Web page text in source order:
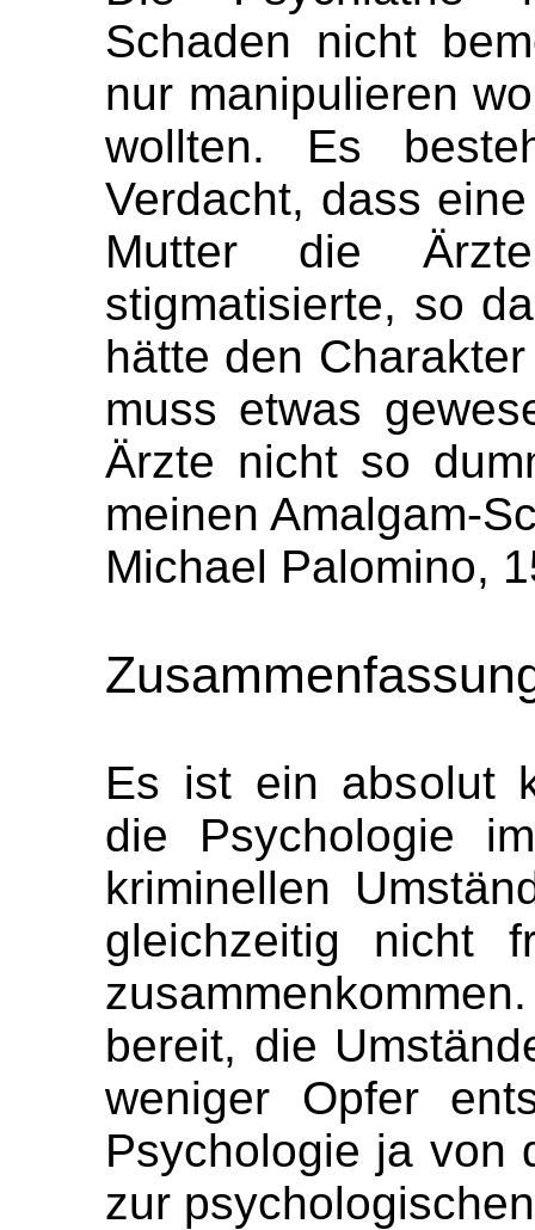
Schaden nicht
nur manipulieren
wollten. Es
Verdacht, dass
Mutter die
stigmatisierte, so
hätte den
muss etwas
Ärzte nicht so
meinen Amalgam-
Michael Palomino,
Es ist ein absolut
die Psychologie
kriminellen
gleichzeitig nicht
bereit, die
weniger Opfer
Psychologie ja von
zur